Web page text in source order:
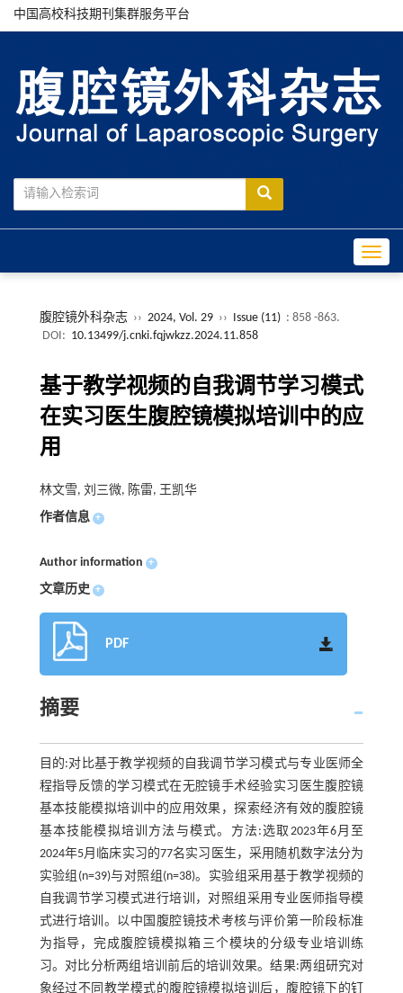
中国高校科技期刊集群服务平台
腹腔镜外科杂志 ›› 2024, Vol. 29 ›› Issue (11) : 858 -863.
DOI: 10.13499/j.cnki.fqjwkzz.2024.11.858
基于教学视频的自我调节学习模式
在实习医生腹腔镜模拟培训中的应
用
林文雪, 刘三微, 陈雷, 王凯华
作者信息 +
Author information +
文章历史 +
PDF
摘要
目的:对比基于教学视频的自我调节学习模式与专业医师全
程指导反馈的学习模式在无腔镜手术经验实习医生腹腔镜
基本技能模拟培训中的应用效果，探索经济有效的腹腔镜
基本技能模拟培训方法与模式。方法:选取2023年6月至
2024年5月临床实习的77名实习医生，采用随机数字法分为
实验组(n=39)与对照组(n=38)。实验组采用基于教学视频的
自我调节学习模式进行培训，对照组采用专业医师指导模
式进行培训。以中国腹腔镜技术考核与评价第一阶段标准
为指导，完成腹腔镜模拟箱三个模块的分级专业培训练
习。对比分析两组培训前后的培训效果。结果:两组研究对
象经过不同教学模式的腹腔镜模拟培训后，腹腔镜下的钉